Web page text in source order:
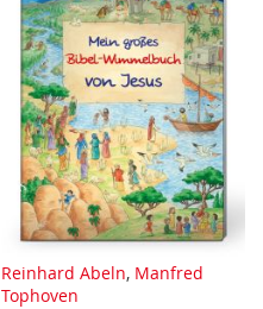
Reinhard Abeln, Manfred
Tophoven